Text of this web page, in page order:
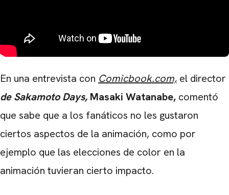
En una entrevista con Comicbook.com, el director
de Sakamoto Days, Masaki Watanabe, comentó
que sabe que a los fanáticos no les gustaron
ciertos aspectos de la animación, como por
ejemplo que las elecciones de color en la
animación tuvieran cierto impacto.